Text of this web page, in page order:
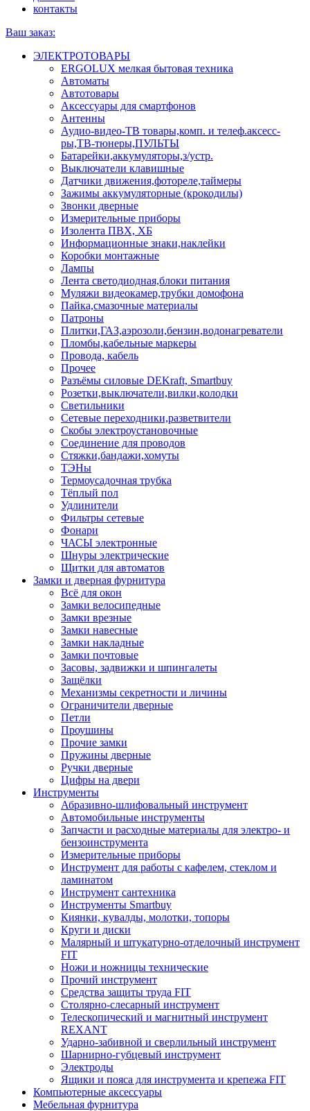
контакты
Ваш заказ:
ЭЛЕКТРОТОВАРЫ
ERGOLUX мелкая бытовая техника
Автоматы
Автотовары
Аксессуары для смартфонов
Антенны
Аудио-видео-ТВ товары,комп. и телеф.аксесс-
ры,ТВ-тюнеры,ПУЛЬТЫ
Батарейки,аккумуляторы,з/устр.
Выключатели клавишные
Датчики движения,фотореле,таймеры
Зажимы аккумуляторные (крокодилы)
Звонки дверные
Измерительные приборы
Изолента ПВХ, ХБ
Информационные знаки,наклейки
Коробки монтажные
Лампы
Лента светодиодная,блоки питания
Муляжи видеокамер,трубки домофона
Пайка,смазочные материалы
Патроны
Плитки,ГАЗ,аэрозоли,бензин,водонагреватели
Пломбы,кабельные маркеры
Провода, кабель
Прочее
Разъёмы силовые DEKraft, Smartbuy
Розетки,выключатели,вилки,колодки
Светильники
Сетевые переходники,разветвители
Скобы электроустановочные
Соединение для проводов
Стяжки,бандажи,хомуты
ТЭНы
Термоусадочная трубка
Тёплый пол
Удлинители
Фильтры сетевые
Фонари
ЧАСЫ электронные
Шнуры электрические
Щитки для автоматов
Замки и дверная фурнитура
Всё для окон
Замки велосипедные
Замки врезные
Замки навесные
Замки накладные
Замки почтовые
Засовы, задвижки и шпингалеты
Защёлки
Механизмы секретности и личины
Ограничители дверные
Петли
Проушины
Прочие замки
Пружины дверные
Ручки дверные
Цифры на двери
Инструменты
Абразивно-шлифовальный инструмент
Автомобильные инструменты
Запчасти и расходные материалы для электро- и
бензоинструмента
Измерительные приборы
Инструмент для работы с кафелем, стеклом и
ламинатом
Инструмент сантехника
Инструменты Smartbuy
Киянки, кувалды, молотки, топоры
Круги и диски
Малярный и штукатурно-отделочный инструмент
FIT
Ножи и ножницы технические
Прочий инструмент
Средства защиты труда FIT
Столярно-слесарный инструмент
Телескопический и магнитный инструмент
REXANT
Ударно-забивной и сверлильный инструмент
Шарнирно-губцевый инструмент
Электроды
Ящики и пояса для инструмента и крепежа FIT
Компьютерные аксессуары
Мебельная фурнитура